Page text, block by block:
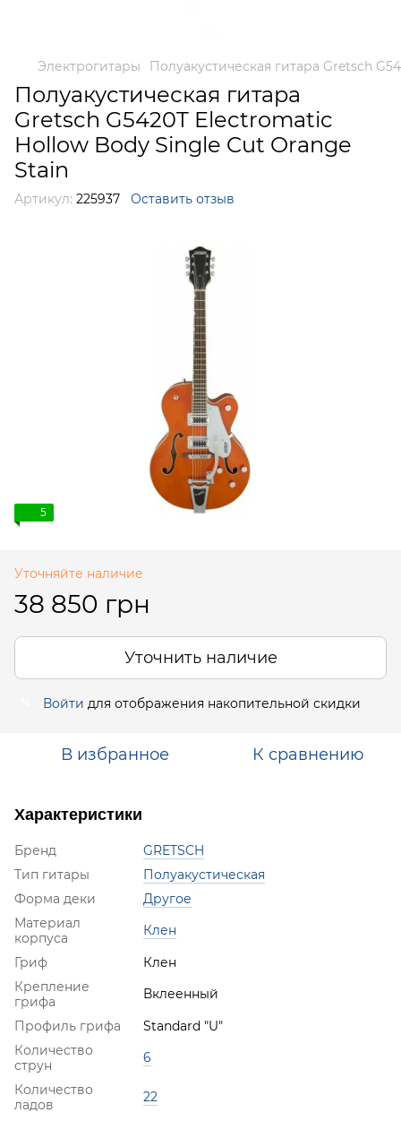
Электрогитары Полуакустическая гитара Gretsch
Полуакустическая гитара
Gretsch G5420T Electromatic
Hollow Body Single Cut Orange
Stain
Артикул: 225937 Оставить отзыв
5
Уточняйте наличие
38 850 грн
Уточнить наличие
Войти для отображения накопительной скидки
В избранное К сравнению
Характеристики
Бренд
GRETSCH
Тип гитары
Полуакустическая
Форма деки
Другое
Материал
корпуса
Клен
Гриф
Клен
Крепление
грифа
Вклеенный
Профиль грифа
Standard "U"
Количество
струн
6
Количество
ладов
22